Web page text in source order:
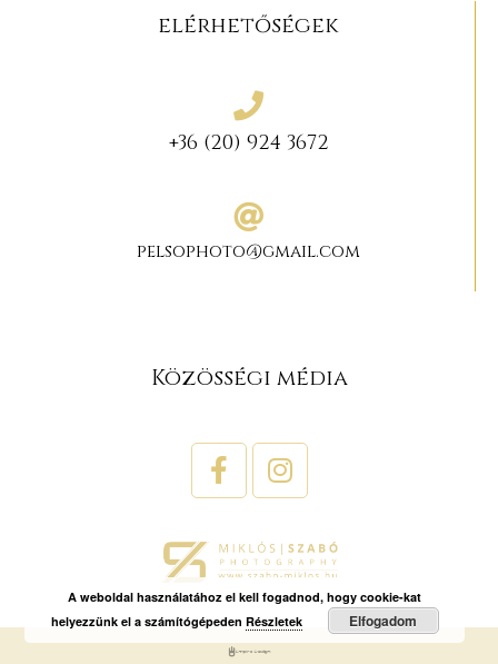
elérhetőségek
+36 (20) 924 3672
pelsophoto@gmail.com
Közösségi média
A weboldal használatához el kell fogadnod, hogy cookie-kat
helyezzünk el a számítógépeden Részletek Elfogadom